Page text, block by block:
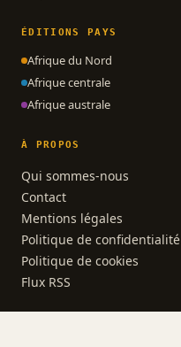
ÉDITIONS PAYS
Afrique du Nord
Afrique centrale
Afrique australe
À PROPOS
Qui sommes-nous
Contact
Mentions légales
Politique de confidentialité
Politique de cookies
Flux RSS